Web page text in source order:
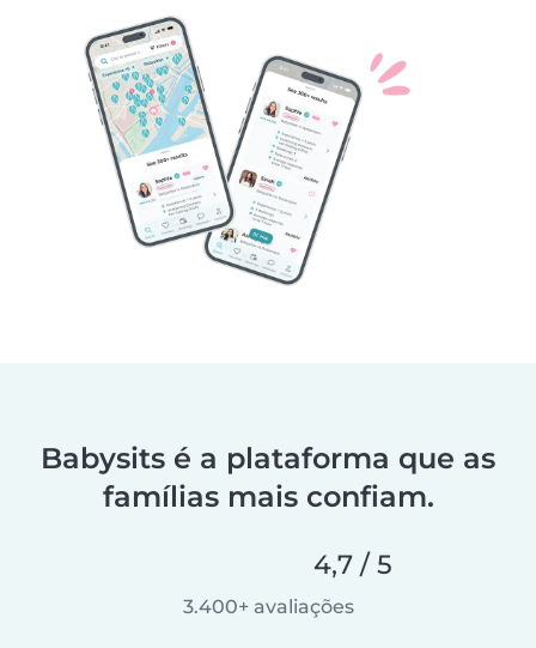
Babysits é a plataforma que as
famílias mais confiam.
4,7 / 5
3.400+ avaliações